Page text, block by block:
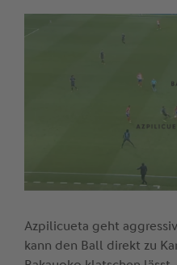
Azpilicueta geht
kann den Ball direkt zu